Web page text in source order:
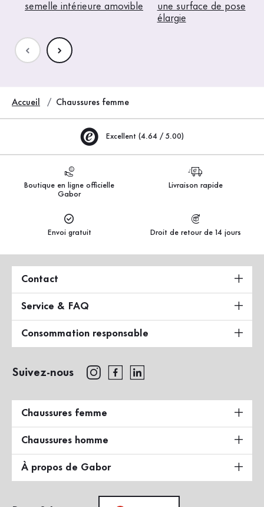
semelle intérieure amovible
une surface de pose
élargie
Accueil Chaussures femme
Excellent (4.64 / 5.00)
Boutique en ligne officielle
Gabor
Livraison rapide
Envoi gratuit Droit de retour de 14 jours
Contact
Service & FAQ
Consommation responsable
Suivez-nous
Chaussures femme
Chaussures homme
À propos de Gabor